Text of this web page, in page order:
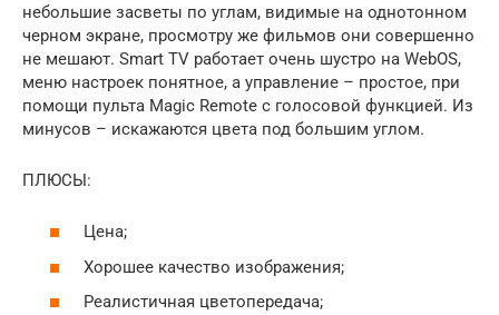
небольшие засветы по углам, видимые на однотонном
черном экране, просмотру же фильмов они совершенно
не мешают. Smart TV работает очень шустро на WebOS,
меню настроек понятное, а управление – простое, при
помощи пульта Magic Remote с голосовой функцией. Из
минусов – искажаются цвета под большим углом.
ПЛЮСЫ:
Цена;
Хорошее качество изображения;
Реалистичная цветопередача;